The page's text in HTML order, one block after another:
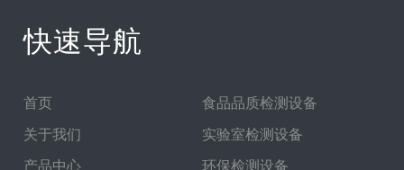
快速导航
首页
关于我们
产品中心
食品品质检测设备
实验室检测设备
环保检测设备